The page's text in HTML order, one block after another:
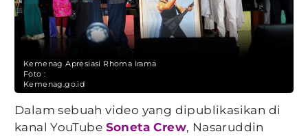
Kemenag Apresiasi Rhoma Irama
Foto :
Kemenag.go.id
Dalam sebuah video yang dipublikasikan di
kanal YouTube Soneta Crew, Nasaruddin